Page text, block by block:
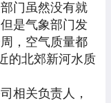
门虽然没有就
是气象部门发
，空气质量都
的北郊新河水质
相关负责人，